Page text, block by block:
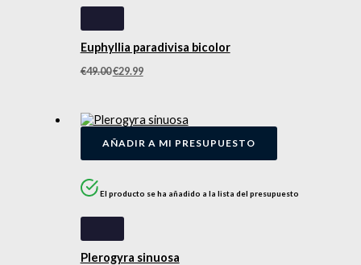
Euphyllia paradivisa bicolor
€49.00€29.99
AÑADIR A MI PRESUPUESTO
El producto se ha añadido a la lista del presupuesto
Plerogyra sinuosa